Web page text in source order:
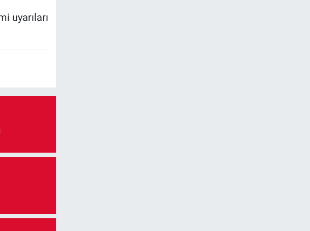
uyarıları